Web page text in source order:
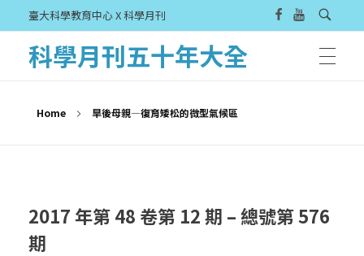
臺大科學教育中心 X 科學月刊
科學月刊五十年大全
Home 旱後母親—復育矮松的微型氣候區
2017 年第 48 卷第 12 期 – 總號第 576
期